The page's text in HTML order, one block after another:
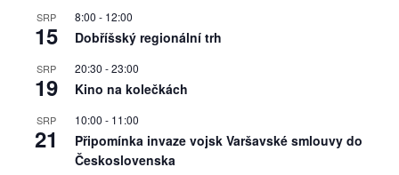
SRP
15
8:00 - 12:00
Dobříšský regionální trh
SRP
19
20:30 -23:00
Kino na kolečkách
SRP
21
10:00 - 11:00
Připomínka invaze vojsk Varšavské smlouvy do
Československa